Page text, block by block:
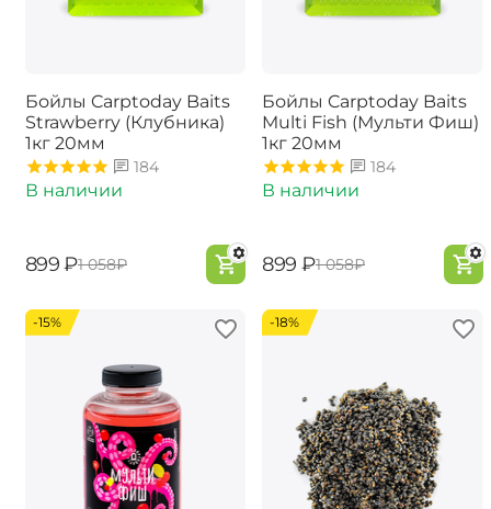
Бойлы Carptoday Baits
Strawberry (Клубника)
1кг 20мм
184
В наличии
‍899‍ ₽‍1 058‍₽
Бойлы Carptoday Baits
Multi Fish (Мульти Фиш)
1кг 20мм
184
В наличии
‍899‍ ₽‍1 058‍₽
-15% -18%